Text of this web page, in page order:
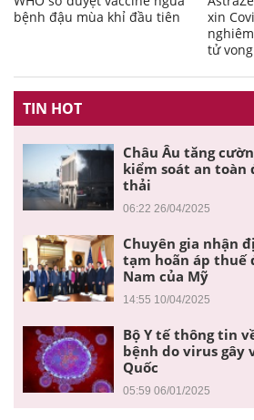
bệnh đậu mùa khỉ đầu tiên
xin
tử vong
TIN HOT
Châu Âu tăng
kiểm soát an toàn
thải
06:22 26/04/2025
Chuyên gia nhận
tạm hoãn áp thuế
Nam của Mỹ
14:55 10/04/2025
Bộ Y tế thông tin
bệnh do virus gây
Quốc
05:59 06/01/2025